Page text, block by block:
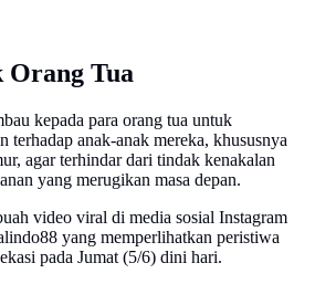
Orang Tua
kepada para orang tua untuk
terhadap anak-anak mereka, khususnya
agar terhindar dari tindak kenakalan
yang merugikan masa depan.
video viral di media sosial Instagram
yang memperlihatkan peristiwa
pada Jumat (5/6) dini hari.